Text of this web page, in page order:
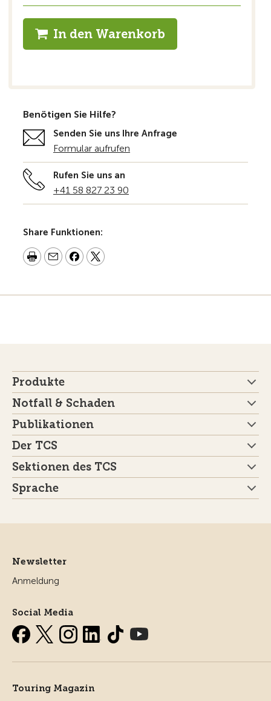
In den Warenkorb
Benötigen Sie Hilfe?
Senden Sie uns Ihre Anfrage
Formular aufrufen
Rufen Sie uns an
+41 58 827 23 90
Share Funktionen:
Produkte
Notfall & Schaden
Publikationen
Der TCS
Sektionen des TCS
Sprache
Newsletter
Anmeldung
Social Media
Touring Magazin